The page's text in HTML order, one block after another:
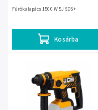
Kosárba
Fúrókalapács 1500 W 5J SDS+